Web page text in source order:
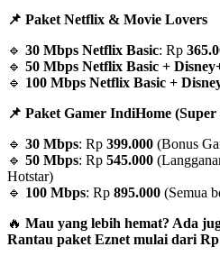
📌 Paket Netflix & Movie Lovers
🔹 30 Mbps Netflix Basic: Rp
🔹 50 Mbps Netflix Basic +
🔹 100 Mbps Netflix Basic +
📌 Paket Gamer IndiHome
🔹 30 Mbps: Rp 399.000 (Bonus
🔹 50 Mbps: Rp 545.000
Hotstar)
🔹 100 Mbps: Rp 895.000 (Semua
🔥 Mau yang lebih hemat? Ada
Rantau paket Eznet mulai dari